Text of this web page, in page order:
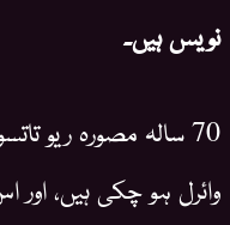
نویس ہیں۔
70 سالہ مصورہ ریو
وائرل ہو چکی ہیں،